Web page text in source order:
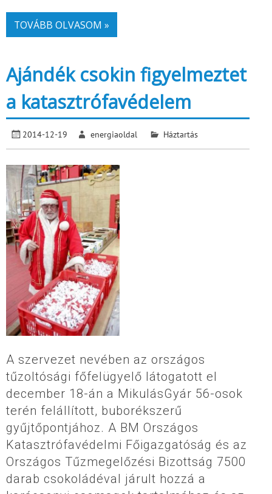
TOVÁBB OLVASOM »
Ajándék csokin figyelmeztet
a katasztrófavédelem
2014-12-19 energiaoldal Háztartás
A szervezet nevében az országos
tűzoltósági főfelügyelő látogatott el
december 18-án a MikulásGyár 56-osok
terén felállított, buborékszerű
gyűjtőpontjához. A BM Országos
Katasztrófavédelmi Főigazgatóság és az
Országos Tűzmegelőzési Bizottság 7500
darab csokoládéval járult hozzá a